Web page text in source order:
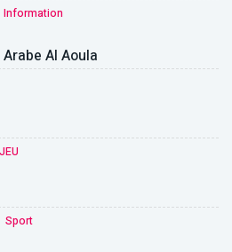
Information
Al Aoula
JEU
Sport